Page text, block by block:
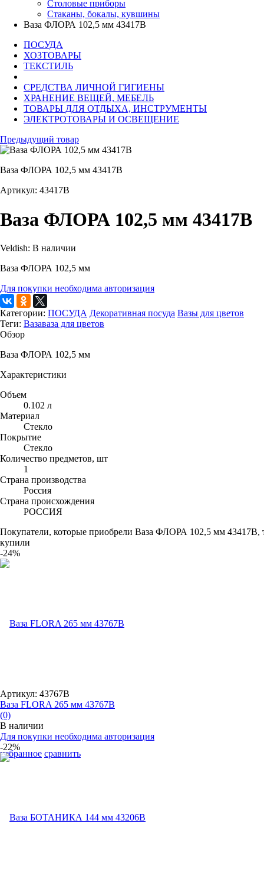
Столовые приборы
Стаканы, бокалы, кувшины
Ваза ФЛОРА 102,5 мм 43417B
ПОСУДА
ХОЗТОВАРЫ
ТЕКСТИЛЬ
СРЕДСТВА ЛИЧНОЙ ГИГИЕНЫ
ХРАНЕНИЕ ВЕЩЕЙ, МЕБЕЛЬ
ТОВАРЫ ДЛЯ ОТДЫХА, ИНСТРУМЕНТЫ
ЭЛЕКТРОТОВАРЫ И ОСВЕЩЕНИЕ
Предыдущий товар
Ваза ФЛОРА 102,5 мм 43417B
Артикул: 43417B
Ваза ФЛОРА 102,5 мм 43417B
Veldish: В наличии
Ваза ФЛОРА 102,5 мм
Для покупки необходима авторизация
Категории: ПОСУДА Декоративная посуда Вазы для цветов
Теги: Вазаваза для цветов
Обзор
Ваза ФЛОРА 102,5 мм
Характеристики
Объем
0.102 л
Материал
Стекло
Покрытие
Стекло
Количество предметов, шт
1
Страна производства
Россия
Страна происхождения
РОССИЯ
Покупатели, которые приобрели Ваза ФЛОРА 102,5 мм 43417B,
купили
-24%
избранное сравнить
Артикул: 43767B
Ваза FLORA 265 мм 43767B
(0)
В наличии
Для покупки необходима авторизация
-22%